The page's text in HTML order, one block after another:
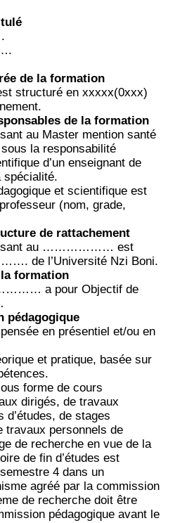
de la formation
structuré en xxxxx(0xxx)
de la formation
au Master mention santé
la responsabilité
d’un enseignant de
spécialité.
et scientifique est
(nom, grade,
de rattachement
au ……………… est
de l’Université Nzi Boni.
formation
a pour Objectif de
pédagogique
en présentiel et/ou en
et pratique, basée sur
forme de cours
dirigés, de travaux
d’études, de stages
travaux personnels de
de recherche en vue de la
de fin d’études est
4 dans un
agréé par la commission
de recherche doit être
pédagogique avant le